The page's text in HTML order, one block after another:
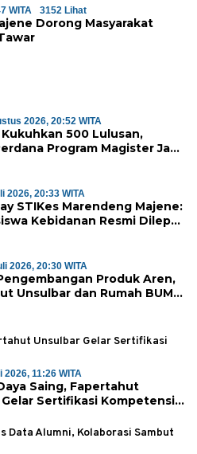
WITA 3152 Lihat
Dorong Masyarakat
2026, 20:52 WITA
500 Lulusan,
Program Magister Jadi
2026, 20:33 WITA
STIKes Marendeng Majene:
Kebidanan Resmi Dilepas
2026, 20:30 WITA
Produk Aren,
Unsulbar dan Rumah BUMN
2026, 11:26 WITA
Saing, Fapertahut
Sertifikasi Kompetensi